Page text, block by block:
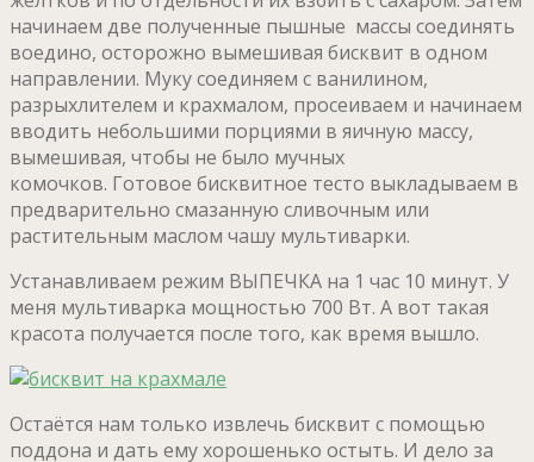
начинаем две полученные пышные массы соединять
воедино, осторожно вымешивая бисквит в одном
направлении. Муку соединяем с ванилином,
разрыхлителем и крахмалом, просеиваем и начинаем
вводить небольшими порциями в яичную массу,
вымешивая, чтобы не было мучных
комочков. Готовое бисквитное тесто выкладываем в
предварительно смазанную сливочным или
растительным маслом чашу мультиварки.
Устанавливаем режим ВЫПЕЧКА на 1 час 10 минут. У
меня мультиварка мощностью 700 Вт. А вот такая
красота получается после того, как время вышло.
Остаётся нам только извлечь бисквит с помощью
поддона и дать ему хорошенько остыть. И дело за